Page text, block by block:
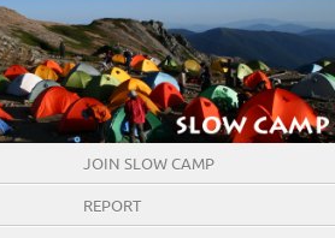
JOIN SLOW CAMP
REPORT